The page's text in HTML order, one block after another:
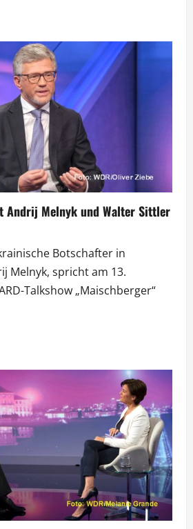
Andrij Melnyk und Walter Sittler
Botschafter in
Melnyk, spricht am 13.
Talkshow „Maischberger“